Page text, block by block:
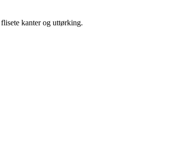
kanter og uttørking.